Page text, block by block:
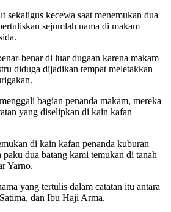
sekaligus kecewa saat menemukan dua
sejumlah nama di makam
benar di luar dugaan karena makam
diduga dijadikan tempat meletakkan
bagian penanda makam, mereka
yang diselipkan di kain kafan
di kain kafan penanda kuburan
paku dua batang kami temukan di tanah
Yarno.
yang tertulis dalam catatan itu antara
dan Ibu Haji Arma.